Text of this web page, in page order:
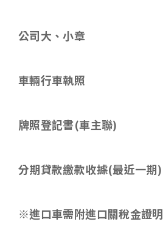
公司大、小章
車輛行車執照
牌照登記書(車主聯)
分期貸款繳款收據(最近一期)
※進口車需附進口關稅金證明